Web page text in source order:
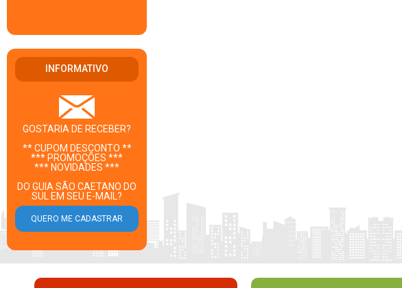
INFORMATIVO
GOSTARIA DE RECEBER?
** CUPOM DESCONTO **
*** PROMOÇÕES ***
*** NOVIDADES ***
DO GUIA SÃO CAETANO DO
SUL EM SEU E-MAIL?